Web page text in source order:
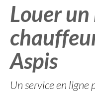
Louer un
Aspis
Un service en ligne